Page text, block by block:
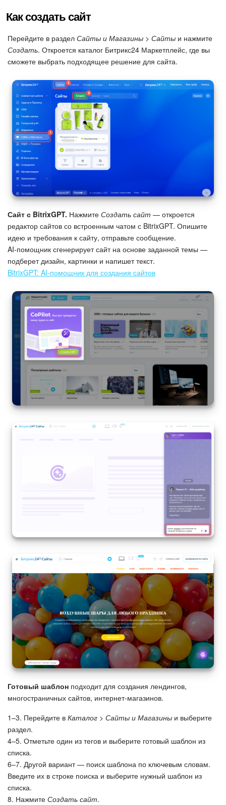
Календарь
Диск
База знаний
Сайты
Интернет-магазин
Складской учет
Почта
CRM
Онлайн-запись
КЭДО
Подпись
Центр продаж
Аналитика
BI Конструктор
Автоматизация
Интеграция 1С и Битрикс24
Маркетплейс
Настройки
Виджет сотрудника
Телефония
Филиальная сеть
Приложение Битрикс24
Общие вопросы
Битрикс24 в коробке
ПОЛУЧИТЬ БЕСПЛАТНО
ВХОД
Как создать сайт
Перейдите в раздел Сайты и Магазины > Сайты и нажмите
Создать. Откроется каталог Битрикс24 Маркетплейс, где вы
сможете выбрать подходящее решение для сайта.
Сайт с BitrixGPT. Нажмите Создать сайт — откроется
редактор сайтов со встроенным чатом с BitrixGPT. Опишите
идею и требования к сайту, отправьте сообщение.
AI‑помощник сгенерирует сайт на основе заданной темы —
подберет дизайн, картинки и напишет текст.
BitrixGPT: AI-помощник для создания сайтов
Готовый шаблон подходит для создания лендингов,
многостраничных сайтов, интернет‑магазинов.
1–3. Перейдите в Каталог > Сайты и Магазины и выберите
раздел.
4–5. Отметьте один из тегов и выберите готовый шаблон из
списка.
6–7. Другой вариант — поиск шаблона по ключевым словам.
Введите их в строке поиска и выберите нужный шаблон из
списка.
8. Нажмите Создать сайт.